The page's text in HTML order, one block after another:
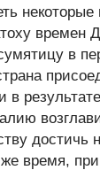
времен
в
достичь
время,